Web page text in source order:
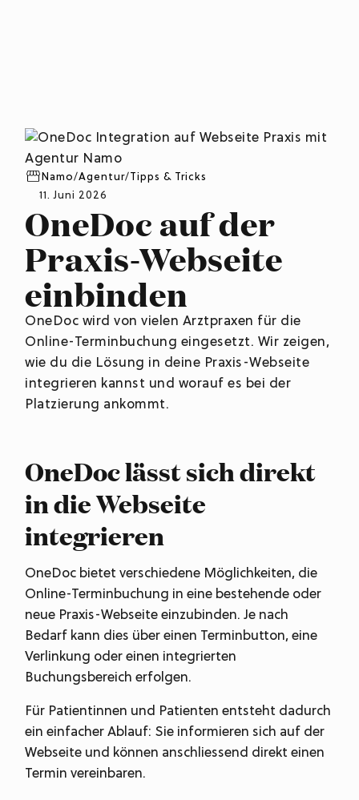
Namo/Agentur/Tipps & Tricks
11. Juni 2026
OneDoc auf der
Praxis-Webseite
einbinden
OneDoc wird von vielen Arztpraxen für die
Online-Terminbuchung eingesetzt. Wir zeigen,
wie du die Lösung in deine Praxis-Webseite
integrieren kannst und worauf es bei der
Platzierung ankommt.
OneDoc lässt sich direkt
in die Webseite
integrieren
OneDoc bietet verschiedene Möglichkeiten, die
Online-Terminbuchung in eine bestehende oder
neue Praxis-Webseite einzubinden. Je nach
Bedarf kann dies über einen Terminbutton, eine
Verlinkung oder einen integrierten
Buchungsbereich erfolgen.
Für Patientinnen und Patienten entsteht dadurch
ein einfacher Ablauf: Sie informieren sich auf der
Webseite und können anschliessend direkt einen
Termin vereinbaren.